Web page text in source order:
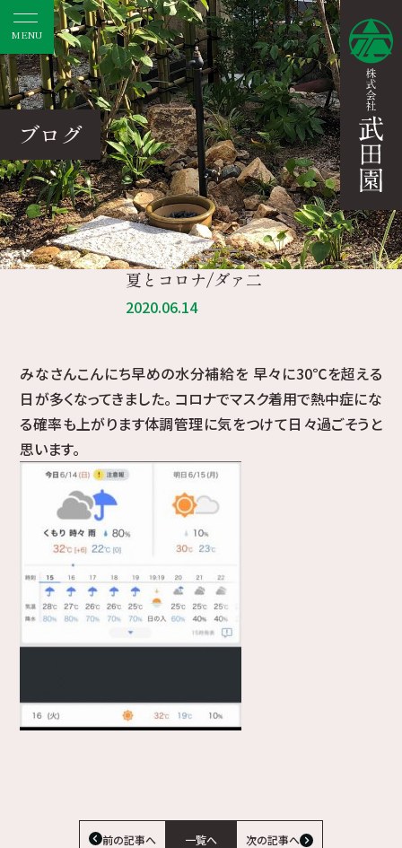
MENU
ブログ
夏とコロナ/ダァ二
2020.06.14
みなさんこんにち早めの水分補給を 早々に30℃を超える
日が多くなってきました。 コロナでマスク着用で熱中症にな
る確率も上がります体調管理に気をつけて日々過ごそうと
思います。
前の記事へ 一覧へ 次の記事へ